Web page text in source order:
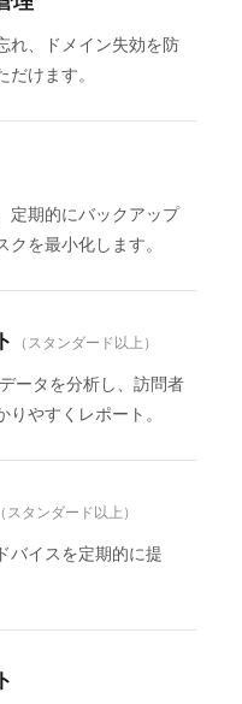
れ、ドメイン失効を防
けます。
定期的にバックアップ
を最小化します。
（スタンダード以上）
ータを分析し、訪問者
やすくレポート。
（スタンダード以上）
バイスを定期的に提